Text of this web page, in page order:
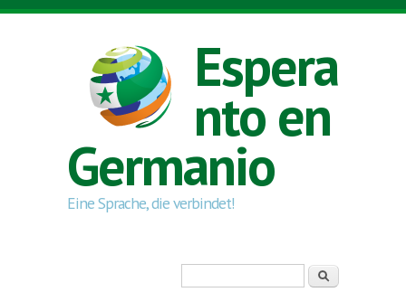
Skip to main content
Espera
nto en
Germanio
Eine Sprache, die verbindet!